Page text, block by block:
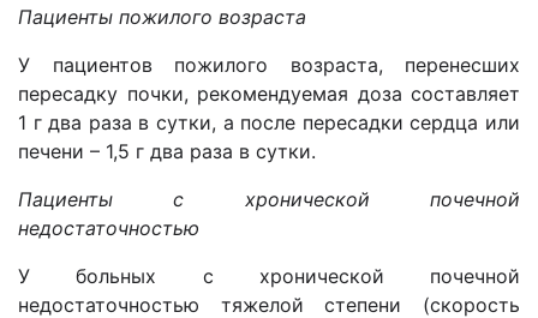
Пациенты пожилого возраста
У пациентов пожилого возраста, перенесших
пересадку почки, рекомендуемая доза составляет
1 г два раза в сутки, а после пересадки сердца или
печени – 1,5 г два раза в сутки.
Пациенты с хронической почечной
недостаточностью
У больных с хронической почечной
недостаточностью тяжелой степени (скорость